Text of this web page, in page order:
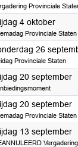
Provinciale
4 oktober2024
Provinciale Staten
26
Provinciale Staten
20 september
20 september
Provinciale Staten
13 september